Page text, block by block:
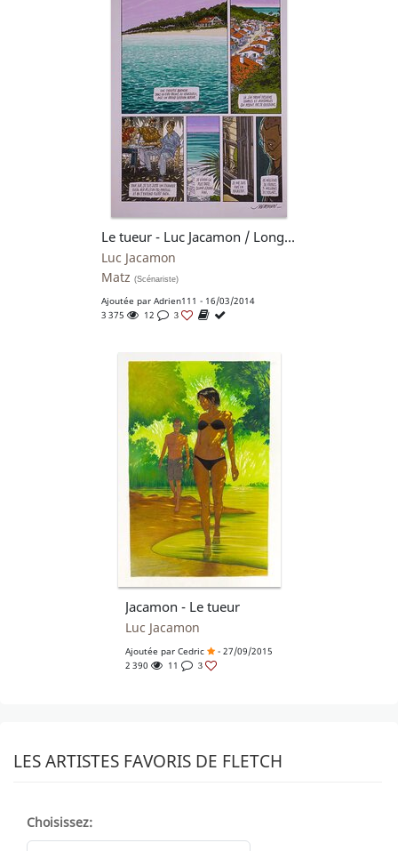
Le tueur - Luc Jacamon / Long feu
Luc Jacamon
Matz (Scénariste)
Ajoutée par Adrien111 - 16/03/2014
3 375
12 3
Jacamon - Le tueur
Luc Jacamon
Ajoutée par Cedric
- 27/09/2015
2 390
11 3
LES ARTISTES FAVORIS DE FLETCH
Choisissez: